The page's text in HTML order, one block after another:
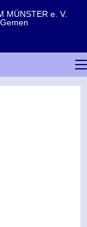
MÜNSTER e. V.